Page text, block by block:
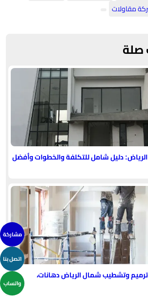
مقاولات
صلة
الرياض: دليل شامل للتكلفة والخطوات وأفضل
وتشطيب شمال الرياض دهانات،
مشاركة
اتصل بنا
واتساب